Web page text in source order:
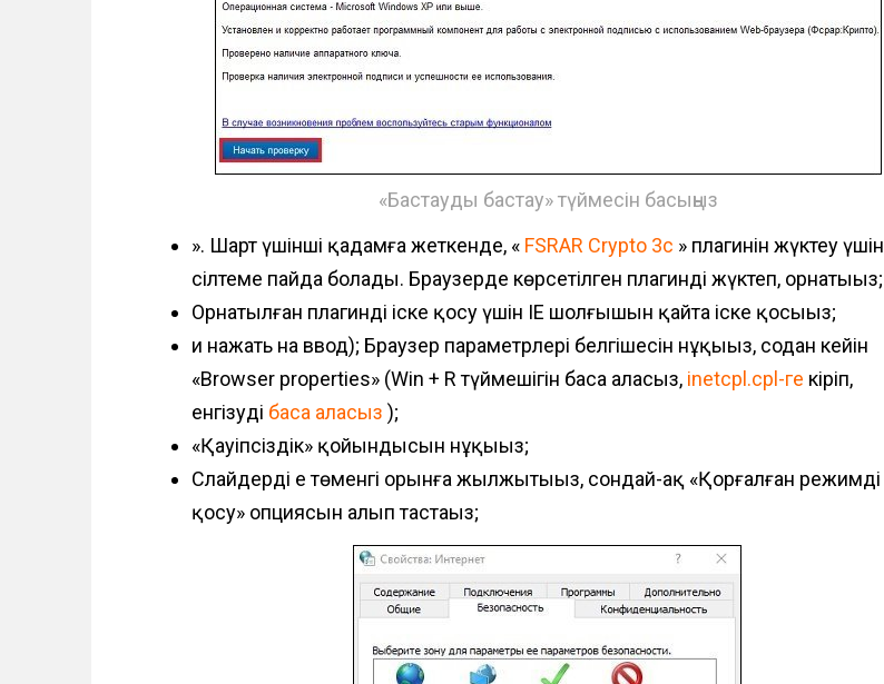
«Бастауды бастау» түймесін басыңыз
». Шарт үшінші қадамға жеткенде, « FSRAR Crypto 3c » плагинін жүктеу үшін
сілтеме пайда болады. Браузерде көрсетілген плагинді жүктеп, орнатыңыз;
Орнатылған плагинді іске қосу үшін IE шолғышын қайта іске қосыңыз;
и нажать на ввод); Браузер параметрлері белгішесін нұқыңыз, содан кейін
«Browser properties» (Win + R түймешігін баса аласыз, inetcpl.cpl-ге кіріп,
енгізуді баса аласыз );
«Қауіпсіздік» қойындысын нұқыңыз;
Слайдерді ең төменгі орынға жылжытыңыз, сондай-ақ «Қорғалған режимді
қосу» опциясын алып тастаңыз;